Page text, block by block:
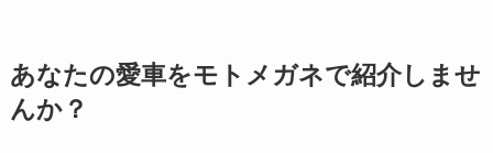
あなたの愛車をモトメガネで紹介しませ
んか？